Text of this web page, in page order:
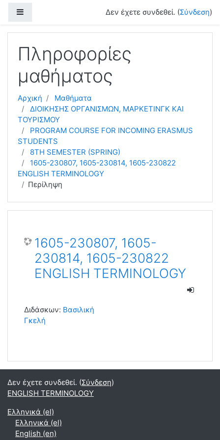
Δεν έχετε συνδεθεί. (Σύνδεση)
Πληροφορίες
μαθήματος
Αρχική
Μαθήματα
ΔΙΟΙΚΗΣΗΣ ΟΡΓΑΝΙΣΜΩΝ, ΜΑΡΚΕΤΙΝΓΚ ΚΑΙ
ΤΟΥΡΙΣΜΟΥ
PROGRAM COURSE FOR INCOMING ERASMUS
STUDENTS
8TH SEMESTER (SPRING)
1605-230807, 1605-230814, 1605-230822
ENGLISH TERMINOLOGY
Περίληψη
1605-230807, 1605-
230814, 1605-230822
ENGLISH TERMINOLOGY
Διδάσκων: Βασιλική
Γκελή
Δεν έχετε συνδεθεί. (Σύνδεση)
ENGLISH TERMINOLOGY
Ελληνικά ‎(el)‎
Ελληνικά ‎(el)‎
English ‎(en)‎